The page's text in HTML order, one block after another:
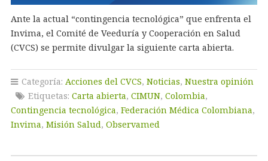
Ante la actual “contingencia tecnológica” que enfrenta el
Invima, el Comité de Veeduría y Cooperación en Salud
(CVCS) se permite divulgar la siguiente carta abierta.
Categoría: Acciones del CVCS, Noticias, Nuestra opinión
Etiquetas: Carta abierta, CIMUN, Colombia,
Contingencia tecnológica, Federación Médica Colombiana,
Invima, Misión Salud, Observamed